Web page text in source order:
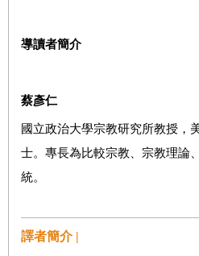
導讀者簡介
蔡彥仁
國立政治大學宗教研究所教授，
士。專長為比較宗教、宗教理論
統。
譯者簡介 |